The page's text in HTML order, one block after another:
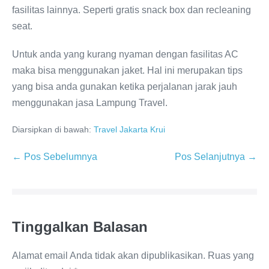
fasilitas lainnya. Seperti gratis snack box dan recleaning
seat.
Untuk anda yang kurang nyaman dengan fasilitas AC
maka bisa menggunakan jaket. Hal ini merupakan tips
yang bisa anda gunakan ketika perjalanan jarak jauh
menggunakan jasa Lampung Travel.
Diarsipkan di bawah: Travel Jakarta Krui
← Pos Sebelumnya Pos Selanjutnya →
Tinggalkan Balasan
Alamat email Anda tidak akan dipublikasikan. Ruas yang